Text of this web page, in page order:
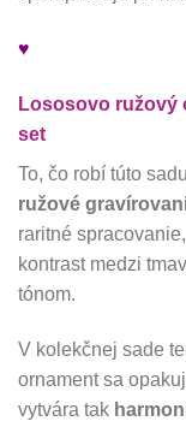
♥
Lososovo ružový
set
To, čo robí túto
ružové
raritné
kontrast medzi
tónom.
V kolekčnej sade
ornament sa
vytvára tak